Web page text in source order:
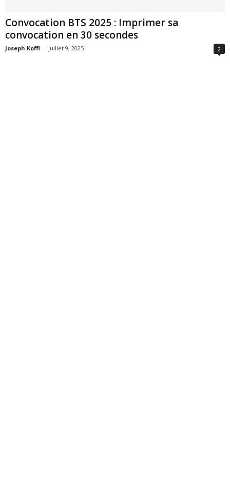
Convocation BTS 2025 : Imprimer sa
convocation en 30 secondes
Joseph Koffi - juillet 9, 2025 2